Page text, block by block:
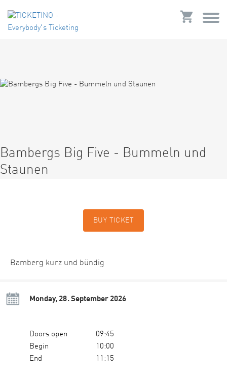
Bambergs Big Five - Bummeln und
Staunen
BUY TICKET
Bamberg kurz und bündig
Monday, 28. September 2026
Doors open
09:45
Begin
10:00
End
11:15